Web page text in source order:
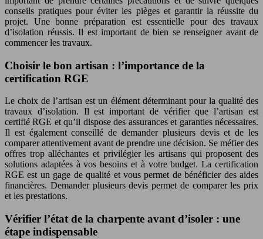
conseils pratiques pour éviter les pièges et garantir la réussite du
projet. Une bonne préparation est essentielle pour des travaux
d’isolation réussis. Il est important de bien se renseigner avant de
commencer les travaux.
Choisir le bon artisan : l’importance de la
certification RGE
Le choix de l’artisan est un élément déterminant pour la qualité des
travaux d’isolation. Il est important de vérifier que l’artisan est
certifié RGE et qu’il dispose des assurances et garanties nécessaires.
Il est également conseillé de demander plusieurs devis et de les
comparer attentivement avant de prendre une décision. Se méfier des
offres trop alléchantes et privilégier les artisans qui proposent des
solutions adaptées à vos besoins et à votre budget. La certification
RGE est un gage de qualité et vous permet de bénéficier des aides
financières. Demander plusieurs devis permet de comparer les prix
et les prestations.
Vérifier l’état de la charpente avant d’isoler : une
étape indispensable